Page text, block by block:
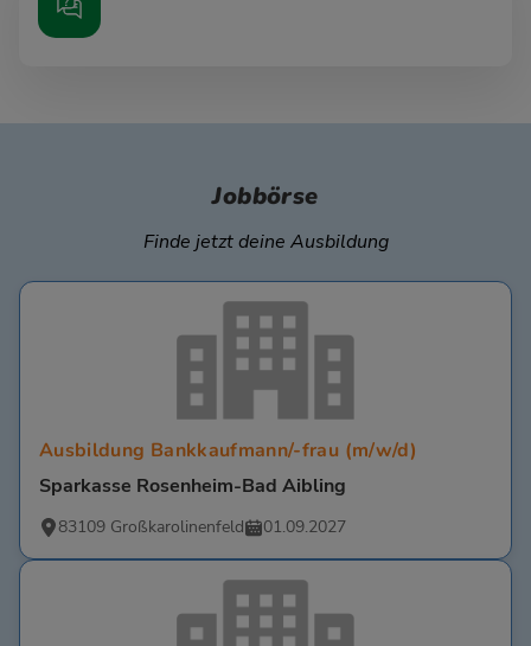
Jobbörse
Finde jetzt deine Ausbildung
Ausbildung Bankkaufmann/-frau (m/w/d)
Sparkasse Rosenheim-Bad Aibling
83109 Großkarolinenfeld 01.09.2027